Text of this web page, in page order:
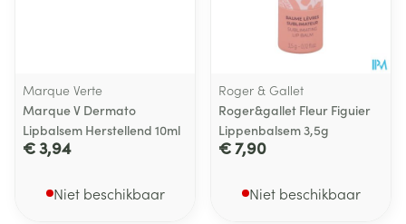
Marque Verte
Marque V Dermato
Lipbalsem Herstellend 10ml
€ 3,94
Niet beschikbaar
Roger & Gallet
Roger&gallet Fleur Figuier
Lippenbalsem 3,5g
€ 7,90
Niet beschikbaar